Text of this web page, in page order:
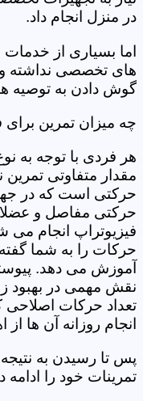
در منزل انجام داد.
اما بسیاری از
های تخصصی نداشته و
گوش دادن به توصیه
چه میزان تمرین برای
هر فردی با توجه به
مقدار متفاوتی تمرین
حرکتی است که در
حرکتی مفاصل و
فیزیوتراپ انجام می
حرکات را به شما
آموزش می دهد.
نقش مهمی در بهبود
تعداد حرکات اصلاحی
انجام روزانه آن ها
پس تا رسیدن به
تمرینات خود را ادامه